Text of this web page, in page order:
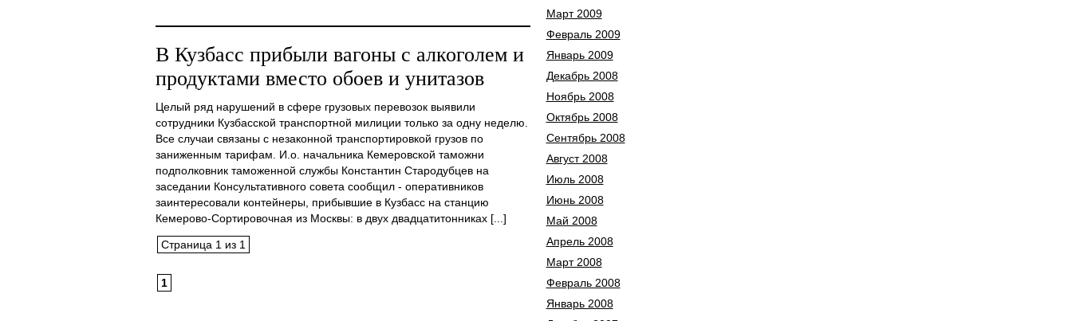
В Кузбасс прибыли вагоны с алкоголем и
продуктами вместо обоев и унитазов
Целый ряд нарушений в сфере грузовых перевозок выявили
сотрудники Кузбасской транспортной милиции только за одну неделю.
Все случаи связаны с незаконной транспортировкой грузов по
заниженным тарифам. И.о. начальника Кемеровской таможни
подполковник таможенной службы Константин Стародубцев на
заседании Консультативного совета сообщил - оперативников
заинтересовали контейнеры, прибывшие в Кузбасс на станцию
Кемерово-Сортировочная из Москвы: в двух двадцатитонниках [...]
Страница 1 из 1
1
Март 2009
Февраль 2009
Январь 2009
Декабрь 2008
Ноябрь 2008
Октябрь 2008
Сентябрь 2008
Август 2008
Июль 2008
Июнь 2008
Май 2008
Апрель 2008
Март 2008
Февраль 2008
Январь 2008